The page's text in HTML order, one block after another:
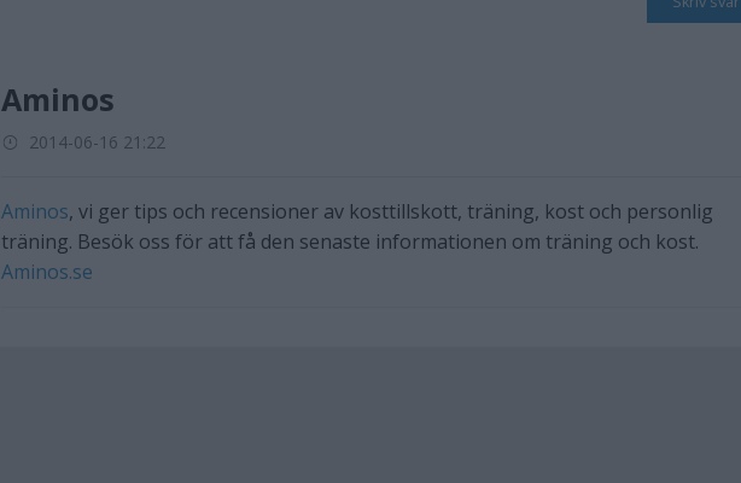
Aminos
2014-06-16 21:22
Aminos, vi ger tips och recensioner av kosttillskott, träning, kost och personlig
träning. Besök oss för att få den senaste informationen om träning och kost.
Aminos.se